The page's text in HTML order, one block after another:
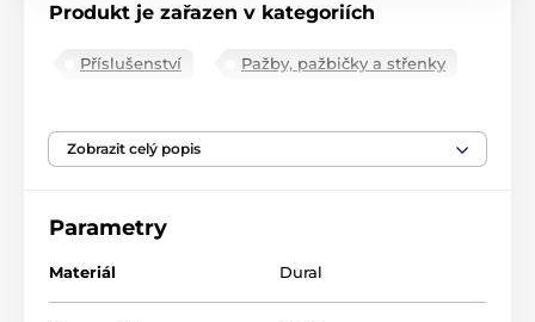
Produkt je zařazen v kategoriích
Příslušenství Pažby, pažbičky a střenky
Zobrazit celý popis
Parametry
Materiál Dural